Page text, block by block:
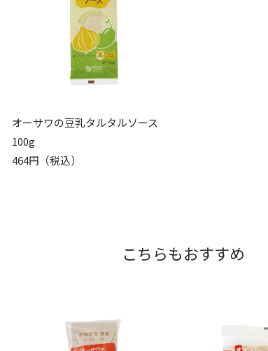
オーサワの豆乳タルタルソース
100g
464円（税込）
こちらもおすすめ